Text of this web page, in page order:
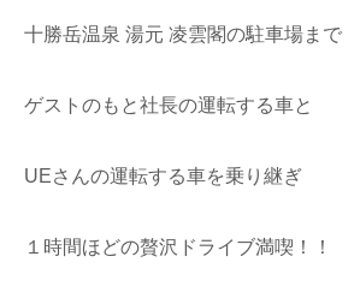
十勝岳温泉 湯元 凌雲閣の駐車場まで
ゲストのもと社長の運転する車と
UEさんの運転する車を乗り継ぎ
１時間ほどの贅沢ドライブ満喫！！